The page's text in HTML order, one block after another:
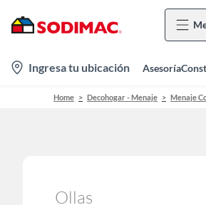
location-
icon
Ingresa tu ubicación Asesoría
Home Decohogar - Menaje Menaje
Ollas